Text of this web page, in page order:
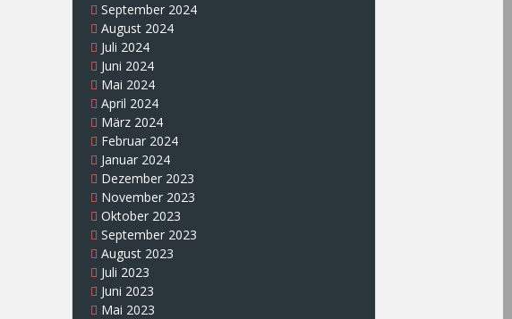
September 2024
August 2024
Juli 2024
Juni 2024
Mai 2024
April 2024
März 2024
Februar 2024
Januar 2024
Dezember 2023
November 2023
Oktober 2023
September 2023
August 2023
Juli 2023
Juni 2023
Mai 2023